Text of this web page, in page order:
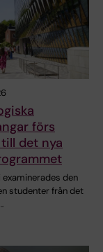
förs
det nya
examinerades den
studenter från det